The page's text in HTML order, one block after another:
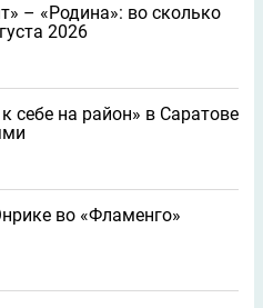
– «Родина»: во сколько
2026
себе на район» в Саратове
во «Фламенго»